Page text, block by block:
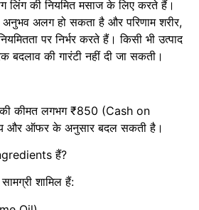
लिंग की नियमित मसाज के लिए करते हैं।
अनुभव अलग हो सकता है और परिणाम शरीर,
पर निर्भर करते हैं। किसी भी उत्पाद
बदलाव की गारंटी नहीं दी जा सकती।
कीमत लगभग ₹850 (Cash on
और ऑफर के अनुसार बदल सकती है।
हैं?
शामिल हैं: